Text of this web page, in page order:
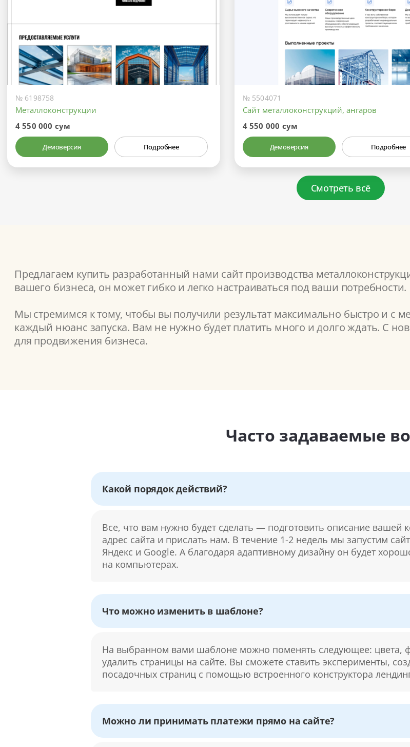
№ 6198758
Металлоконструкции
4 550 000 сум
Демоверсия Подробнее
№ 5504071
Сайт металлоконструкций, ангаров
4 550 000 сум
Демоверсия Подробнее
Смотреть всё
Предлагаем купить разработанный нами сайт производства
вашего бизнеса, он может гибко и легко настраиваться под ваши потребности.
Мы стремимся к тому, чтобы вы получили результат максимально быстро и с
каждый нюанс запуска. Вам не нужно будет платить много и долго ждать. С
для продвижения бизнеса.
Часто задаваемые
Какой порядок действий?
Все, что вам нужно будет сделать — подготовить описание вашей
адрес сайта и прислать нам. В течение 1-2 недель мы запустим
Яндекс и Google. А благодаря адаптивному дизайну он будет
на компьютерах.
Что можно изменить в шаблоне?
На выбранном вами шаблоне можно поменять следующее: цвета,
удалить страницы на сайте. Вы сможете ставить эксперименты,
посадочных страниц с помощью встроенного конструктора
Можно ли принимать платежи прямо на сайте?